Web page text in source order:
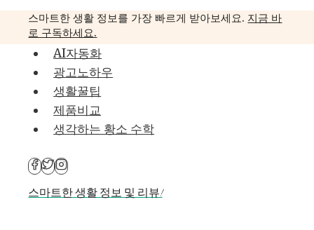
스마트한 생활 정보를 가장 빠르게 받아보세요. 지금 바
로 구독하세요.
AI자동화
광고노하우
생활꿀팁
제품비교
생각하는 황소 수학
스마트한 생활 정보 및 리뷰!